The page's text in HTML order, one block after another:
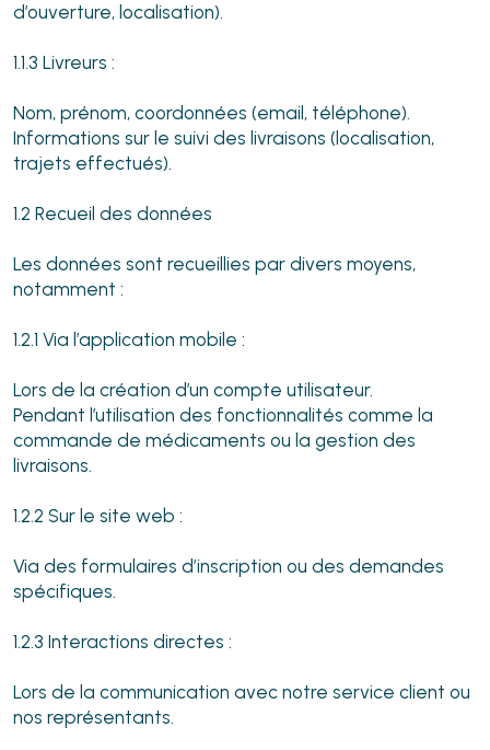
d’ouverture, localisation).
1.1.3 Livreurs :
Nom, prénom, coordonnées (email, téléphone).
Informations sur le suivi des livraisons (localisation,
trajets effectués).
1.2 Recueil des données
Les données sont recueillies par divers moyens,
notamment :
1.2.1 Via l’application mobile :
Lors de la création d’un compte utilisateur.
Pendant l’utilisation des fonctionnalités comme la
commande de médicaments ou la gestion des
livraisons.
1.2.2 Sur le site web :
Via des formulaires d’inscription ou des demandes
spécifiques.
1.2.3 Interactions directes :
Lors de la communication avec notre service client ou
nos représentants.